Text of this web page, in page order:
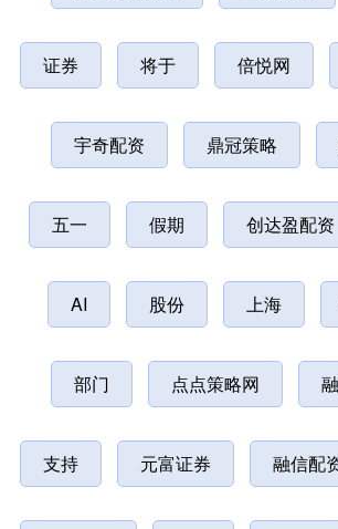
证券 将于 倍悦网
宇奇配资 鼎冠策略
五一 假期 创达盈配资
AI 股份 上海
部门 点点策略网
支持 元富证券 融信配